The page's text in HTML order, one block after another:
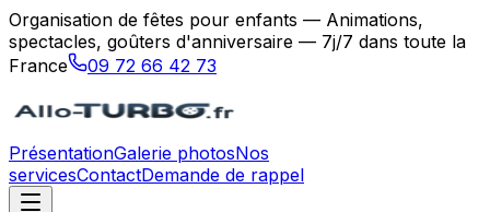
Organisation de fêtes pour enfants — Animations,
spectacles, goûters d'anniversaire — 7j/7 dans toute la
France
09 72 66 42 73
PrésentationGalerie photosNos
servicesContactDemande de rappel